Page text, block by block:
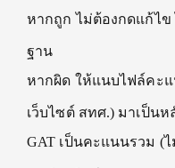
หากถูก ไม่ต้องกดแก้ไ
ฐาน
หากผิด ให้แนบไฟล์คะ
เว็บไซต์ สทศ.) มาเป็น
GAT เป็นคะแนนรวม (ไ